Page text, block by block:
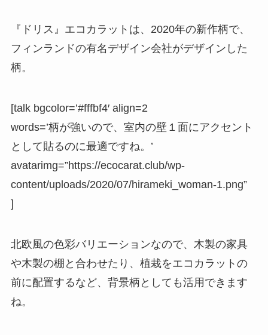
『ドリス』エコカラットは、2020年の新作柄で、
フィンランドの有名デザイン会社がデザインした
柄。
[talk bgcolor=’#fffbf4′ align=2
words=’柄が強いので、室内の壁１面にアクセント
として貼るのに最適ですね。’
avatarimg=”https://ecocarat.club/wp-
content/uploads/2020/07/hirameki_woman-1.png”
]
北欧風の色彩バリエーションなので、木製の家具
や木製の棚と合わせたり、植栽をエコカラットの
前に配置するなど、 背景柄 としても活用できます
ね。